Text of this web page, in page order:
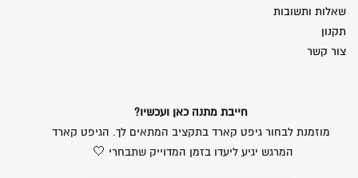
שאלות ותשובות
תקנון
צור קשר
חייבת מתנה כאן ועכשיו?
מוזמנת לבחור גיפט קארד בתקציב המתאים לך. הגיפט קארד
המרגש יגיע ליעדו בזמן המדוייק שתבחרי 🤍